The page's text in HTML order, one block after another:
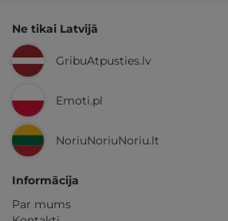
Ne tikai Latvijā
GribuAtpusties.lv
Emoti.pl
NoriuNoriuNoriu.lt
Informācija
Par mums